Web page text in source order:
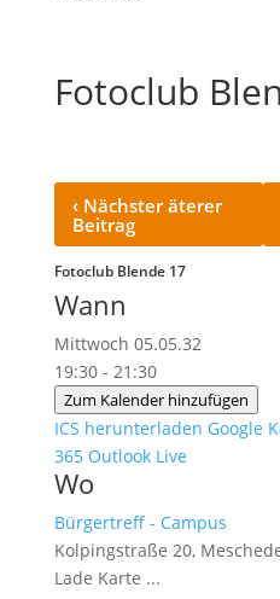
Fotoclub
‹Nächster äterer
Beitrag
Fotoclub Blende 17
Wann
Mittwoch 05.05.32
19:30 - 21:30
Zum Kalender hinzufügen
ICS herunterladen Google
365 Outlook Live
Wo
Bürgertreff - Campus
Kolpingstraße 20,
Lade Karte ...